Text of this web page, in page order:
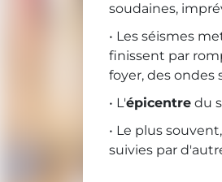
soudaines,
• Les séismes
finissent par
foyer, des ondes
• L'épicentre du
• Le plus
suivies par